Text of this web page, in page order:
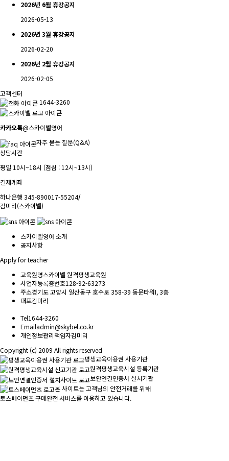
2026년 6월 휴강공지
2026-05-13
2026년 3월 휴강공지
2026-02-20
2026년 2월 휴강공지
2026-02-05
고객센터
1644-3260
카카오톡@스카이벨영어
자주 묻는 질문(Q&A)
상담시간
평일 10시~18시 (점심 : 12시~13시)
결제계좌
하나은행 345-890017-55204/
김미리(스카이벨)
스카이벨영어 소개
공지사항
Apply for teacher
교육원명스카이벨 원격평생교육원
사업자등록증번호128-92-63273
주소경기도 고양시 일산동구 호수로 358-39 동문타워I, 3층
대표김미리
Tel1644-3260
Emailadmin@skybel.co.kr
개인정보관리책임자김미리
Copyright (c) 2009 All rights reserved
평생교육이용권 사용기관
원격평생교육시설 등록기관
보안연결인증서 설치기관
본 사이트는 고객님의 안전거래를 위해
토스페이먼츠 구매안전 서비스를 이용하고 있습니다.